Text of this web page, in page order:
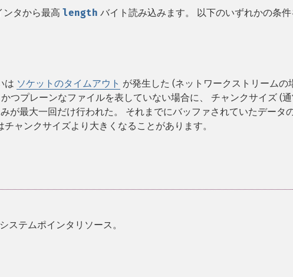
ンタから最高 length バイト読み込みます。 以下のいずれかの条
は ソケットのタイムアウト が発生した (ネットワークストリームの
つプレーンなファイルを表していない場合に、 チャンクサイズ (
が最大一回だけ行われた。 それまでにバッファされていたデータ
ャンクサイズより大きくなることがあります。
ステムポインタリソース。